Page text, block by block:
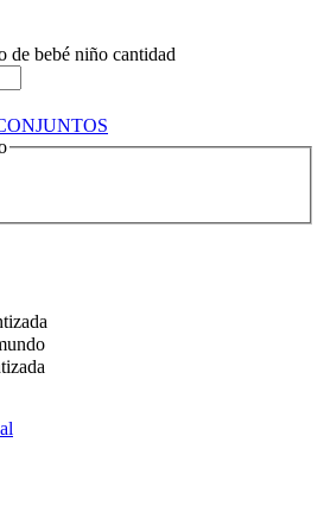
de bebé niño cantidad